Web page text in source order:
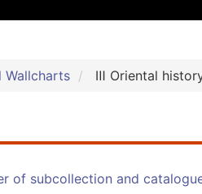
Wallcharts Ⅲ Oriental
of subcollection and